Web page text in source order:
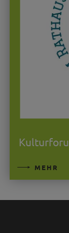
MEHR